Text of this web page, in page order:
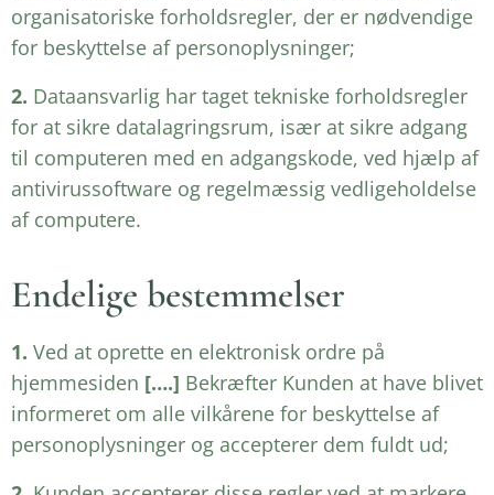
organisatoriske forholdsregler, der er nødvendige
for beskyttelse af personoplysninger;
2. Dataansvarlig har taget tekniske forholdsregler
for at sikre datalagringsrum, især at sikre adgang
til computeren med en adgangskode, ved hjælp af
antivirussoftware og regelmæssig vedligeholdelse
af computere.
Endelige bestemmelser
1. Ved at oprette en elektronisk ordre på
hjemmesiden [….] Bekræfter Kunden at have blivet
informeret om alle vilkårene for beskyttelse af
personoplysninger og accepterer dem fuldt ud;